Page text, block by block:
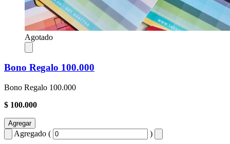
Agotado
Bono Regalo 100.000
Bono Regalo 100.000
$ 100.000
Agregar
Agregado ( )